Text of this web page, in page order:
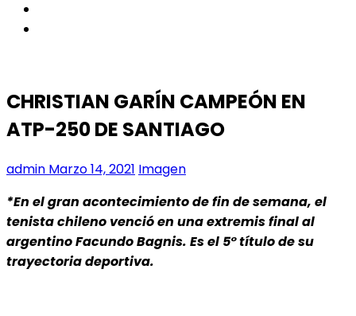
CHRISTIAN GARÍN CAMPEÓN EN
ATP-250 DE SANTIAGO
admin Marzo 14, 2021 Imagen
*En el gran acontecimiento de fin de semana, el
tenista chileno venció en una extremis final al
argentino Facundo Bagnis. Es el 5° título de su
trayectoria deportiva.